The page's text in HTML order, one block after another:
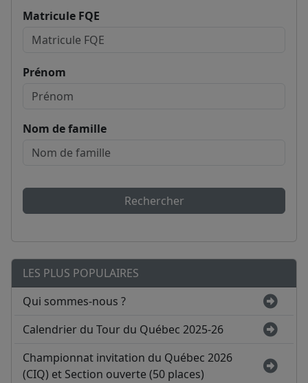
Matricule FQE
Prénom
Nom de famille
Rechercher
LES PLUS POPULAIRES
Qui sommes-nous ?
Calendrier du Tour du Québec 2025-26
Championnat invitation du Québec 2026
(CIQ) et Section ouverte (50 places)